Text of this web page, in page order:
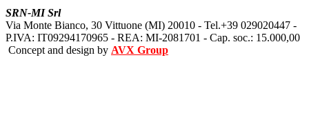
SRN-MI Srl
Via Monte Bianco, 30 Vittuone (MI) 20010 - Tel.+39 029020447 -
P.IVA: IT09294170965 - REA: MI-2081701 - Cap. soc.: 15.000,00
Concept and design by AVX Group